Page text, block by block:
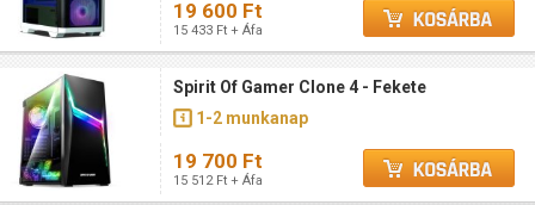
19 600 Ft
15 433 Ft + Áfa
Spirit Of Gamer Clone 4 - Fekete
1-2 munkanap
19 700 Ft
15 512 Ft + Áfa